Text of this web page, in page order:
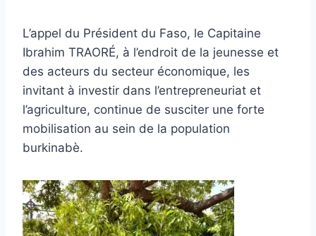
L’appel du Président du Faso, le Capitaine
Ibrahim TRAORÉ, à l’endroit de la jeunesse et
des acteurs du secteur économique, les
invitant à investir dans l’entrepreneuriat et
l’agriculture, continue de susciter une forte
mobilisation au sein de la population
burkinabè.